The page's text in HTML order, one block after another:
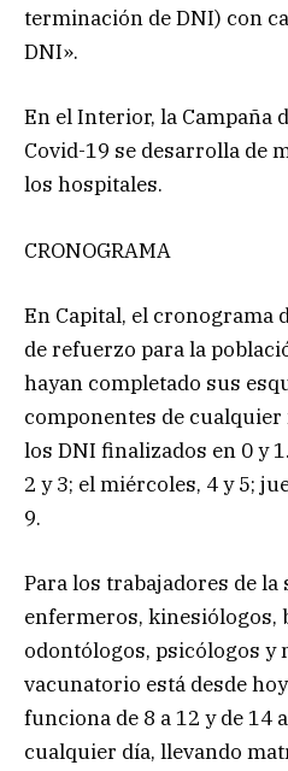
terminación de DNI) con
DNI».
En el Interior, la Campaña
Covid-19 se desarrolla de
los hospitales.
CRONOGRAMA
En Capital, el cronograma
de refuerzo para la
hayan completado sus
componentes de
los DNI finalizados en 0 y
2 y 3; el miércoles, 4 y 5;
9.
Para los trabajadores de la
enfermeros, kinesiólogos,
odontólogos, psicólogos
vacunatorio está desde
funciona de 8 a 12 y de 14
cualquier día, llevando